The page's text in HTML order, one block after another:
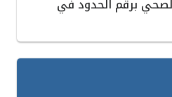
برقم الحدود في